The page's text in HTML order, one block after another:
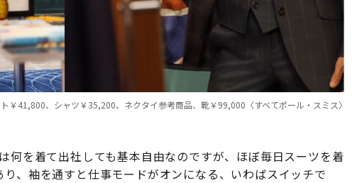
￥41,800、シャツ￥35,200、ネクタイ参考商品、靴￥99,000〈すべてポール・スミス〉
何を着て出社しても基本自由なのですが、ほぼ毎日スーツを着
、袖を通すと仕事モードがオンになる、いわばスイッチで